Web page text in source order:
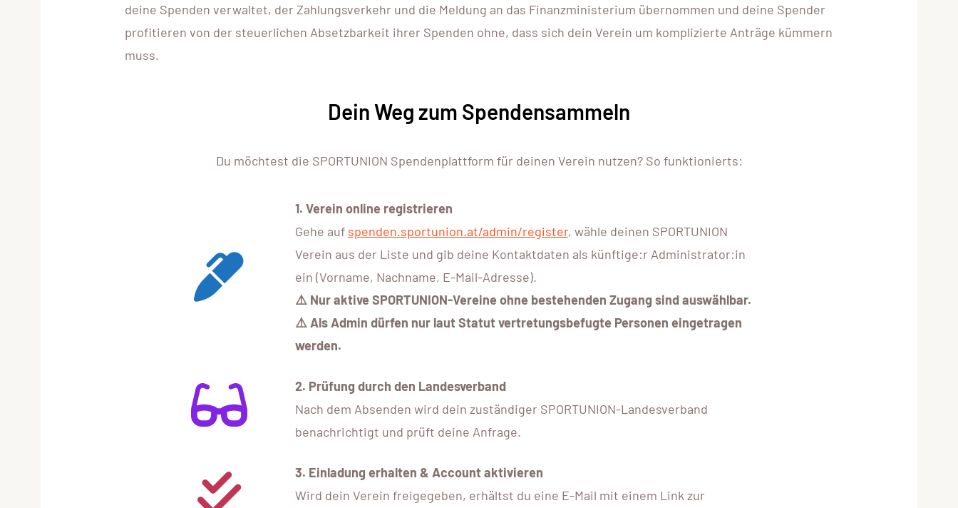
deine Spenden verwaltet, der Zahlungsverkehr und die Meldung an das Finanzministerium übernommen und deine Spender
profitieren von der steuerlichen Absetzbarkeit ihrer Spenden ohne, dass sich dein Verein um komplizierte Anträge kümmern
muss.
Dein Weg zum Spendensammeln
Du möchtest die SPORTUNION Spendenplattform für deinen Verein nutzen? So funktionierts:
1. Verein online registrieren
Gehe auf spenden.sportunion.at/admin/register, wähle deinen SPORTUNION
Verein aus der Liste und gib deine Kontaktdaten als künftige:r Administrator:in
ein (Vorname, Nachname, E-Mail-Adresse).
⚠️ Nur aktive SPORTUNION-Vereine ohne bestehenden Zugang sind auswählbar.
⚠️ Als Admin dürfen nur laut Statut vertretungsbefugte Personen eingetragen
werden.
2. Prüfung durch den Landesverband
Nach dem Absenden wird dein zuständiger SPORTUNION-Landesverband
benachrichtigt und prüft deine Anfrage.
3. Einladung erhalten & Account aktivieren
Wird dein Verein freigegeben, erhältst du eine E-Mail mit einem Link zur